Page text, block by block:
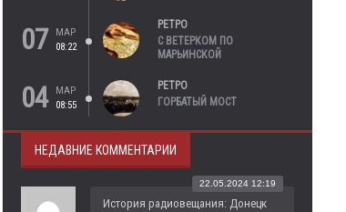
07
МАР
08:22
РЕТРО
С ВЕТЕРКОМ ПО
МАРЬИНСКОЙ
04
МАР
08:55
РЕТРО
ГОРБАТЫЙ МОСТ
НЕДАВНИЕ КОММЕНТАРИИ
История радиовещания: Донецк
22.05.2024 12:19